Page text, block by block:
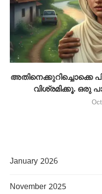
അതിനെക്കുറിച്ചൊക്കെ
വിശ്രമിക്കൂ. ഒരു
January 2026
November 2025